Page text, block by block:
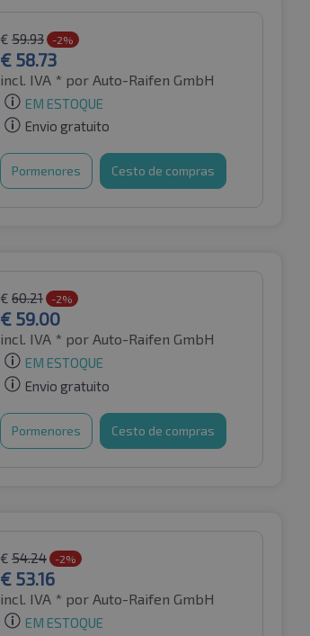
€ 59.93 -2%
€ 58.73
incl. IVA * por Auto-Raifen GmbH
EM ESTOQUE
Envio gratuito
Pormenores Cesto de compras
€ 60.21 -2%
€ 59.00
incl. IVA * por Auto-Raifen GmbH
EM ESTOQUE
Envio gratuito
Pormenores Cesto de compras
€ 54.24 -2%
€ 53.16
incl. IVA * por Auto-Raifen GmbH
EM ESTOQUE